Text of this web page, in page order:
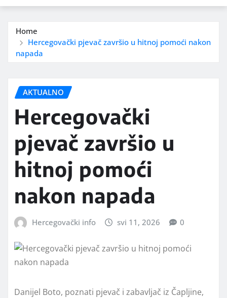
Home
Hercegovački pjevač završio u hitnoj pomoći nakon
napada
AKTUALNO
Hercegovački
pjevač završio u
hitnoj pomoći
nakon napada
Hercegovački info svi 11, 2026 0
Danijel Boto, poznati pjevač i zabavljač iz Čapljine,